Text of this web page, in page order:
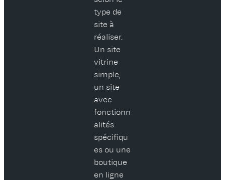
type de
site à
réaliser.
Un site
vitrine
simple,
un site
avec
fonctionn
alités
spécifiqu
es ou une
boutique
en ligne